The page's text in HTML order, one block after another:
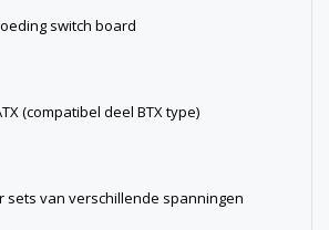
switch board
(compatibel deel BTX type)
sets van verschillende spanningen